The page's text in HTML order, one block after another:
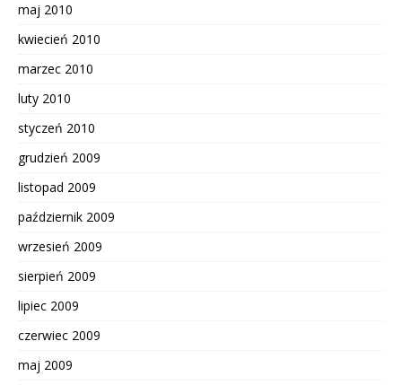
maj 2010
kwiecień 2010
marzec 2010
luty 2010
styczeń 2010
grudzień 2009
listopad 2009
październik 2009
wrzesień 2009
sierpień 2009
lipiec 2009
czerwiec 2009
maj 2009